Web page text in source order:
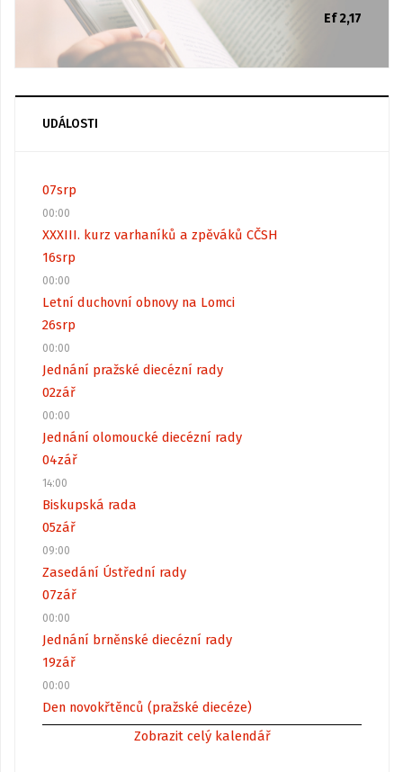
Ef 2,17
UDÁLOSTI
07srp
00:00
XXXIII. kurz varhaníků a zpěváků CČSH
16srp
00:00
Letní duchovní obnovy na Lomci
26srp
00:00
Jednání pražské diecézní rady
02zář
00:00
Jednání olomoucké diecézní rady
04zář
14:00
Biskupská rada
05zář
09:00
Zasedání Ústřední rady
07zář
00:00
Jednání brněnské diecézní rady
19zář
00:00
Den novokřtěnců (pražské diecéze)
Zobrazit celý kalendář